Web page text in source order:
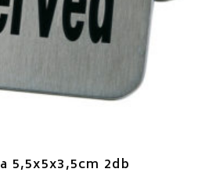
5,5x5x3,5cm 2db